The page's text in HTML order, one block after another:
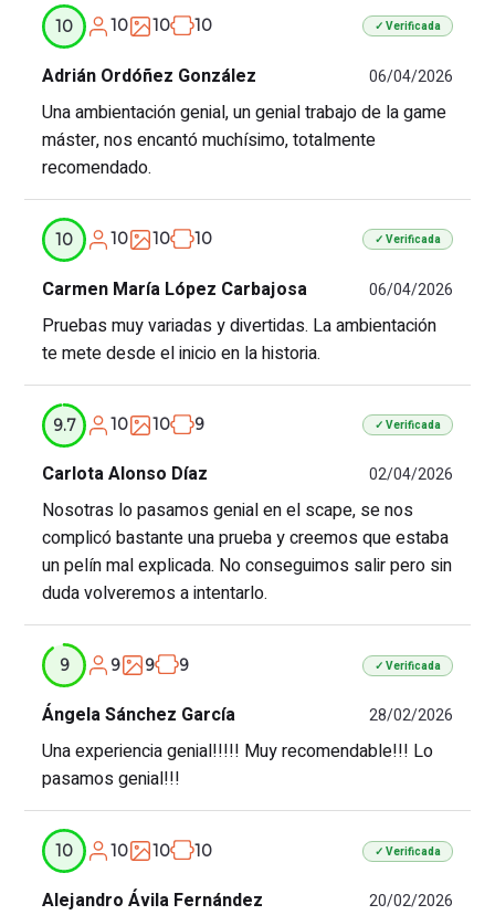
10 10 10 10 ✓ Verificada
Adrián Ordóñez González 06/04/2026
Una ambientación genial, un genial trabajo de la game
máster, nos encantó muchísimo, totalmente
recomendado.
10 10 10 10 ✓ Verificada
Carmen María López Carbajosa 06/04/2026
Pruebas muy variadas y divertidas. La ambientación
te mete desde el inicio en la historia.
9.7 10 10 9 ✓ Verificada
Carlota Alonso Díaz 02/04/2026
Nosotras lo pasamos genial en el scape, se nos
complicó bastante una prueba y creemos que estaba
un pelín mal explicada. No conseguimos salir pero sin
duda volveremos a intentarlo.
9 9 9 9 ✓ Verificada
Ángela Sánchez García 28/02/2026
Una experiencia genial!!!!! Muy recomendable!!! Lo
pasamos genial!!!
10 10 10 10 ✓ Verificada
Alejandro Ávila Fernández 20/02/2026